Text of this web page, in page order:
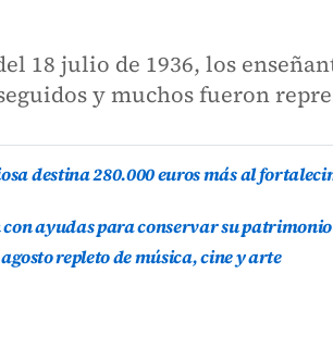
18 julio de 1936, los
y muchos fueron
destina 280.000 euros más al
ayudas para conservar su
repleto de música, cine y arte